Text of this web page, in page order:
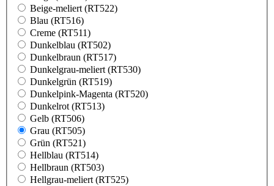
Beige-meliert (RT522)
Blau (RT516)
Creme (RT511)
Dunkelblau (RT502)
Dunkelbraun (RT517)
Dunkelgrau-meliert (RT530)
Dunkelgrün (RT519)
Dunkelpink-Magenta (RT520)
Dunkelrot (RT513)
Gelb (RT506)
Grau (RT505)
Grün (RT521)
Hellblau (RT514)
Hellbraun (RT503)
Hellgrau-meliert (RT525)